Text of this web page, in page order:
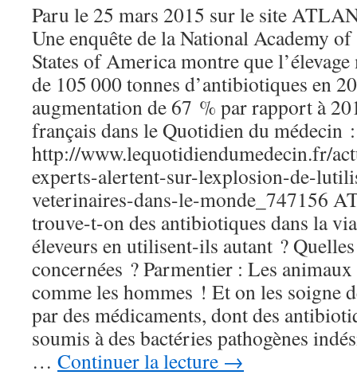
Paru le 25 mars 2015 sur le site
Une enquête de la National Academy
States of America montre que
de 105 000 tonnes d’antibiotiques en
augmentation de 67 % par rapport à
français dans le Quotidien du médecin :
http://www.lequotidiendumedecin.fr/
experts-alertent-sur-lexplosion-de-
veterinaires-dans-le-monde_747156
trouve-t-on des antibiotiques dans la
éleveurs en utilisent-ils autant ?
concernées ? Parmentier : Les
comme les hommes ! Et on les soigne
par des médicaments, dont des
soumis à des bactéries pathogènes
… Continuer la lecture →